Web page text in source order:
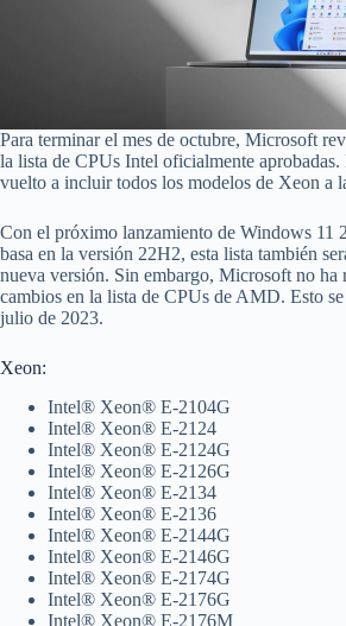
Para terminar el mes de octubre, Microsoft
la lista de CPUs Intel oficialmente aprobadas.
vuelto a incluir todos los modelos de Xeon a
Con el próximo lanzamiento de Windows 11
basa en la versión 22H2, esta lista también
nueva versión. Sin embargo, Microsoft no ha
cambios en la lista de CPUs de AMD. Esto se
julio de 2023.
Xeon:
Intel® Xeon® E-2104G
Intel® Xeon® E-2124
Intel® Xeon® E-2124G
Intel® Xeon® E-2126G
Intel® Xeon® E-2134
Intel® Xeon® E-2136
Intel® Xeon® E-2144G
Intel® Xeon® E-2146G
Intel® Xeon® E-2174G
Intel® Xeon® E-2176G
Intel® Xeon® E-2176M